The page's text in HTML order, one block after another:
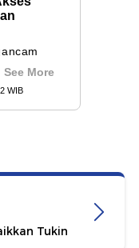
Tukin